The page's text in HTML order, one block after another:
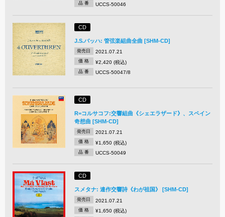
品 番 UCCS-50046
CD
J.S.バッハ: 管弦楽組曲全曲 [SHM-CD]
発売日 2021.07.21
価 格 ¥2,420 (税込)
品 番 UCCS-50047/8
CD
R=コルサコフ:交響組曲《シェエラザード》、スペイン
奇想曲 [SHM-CD]
発売日 2021.07.21
価 格 ¥1,650 (税込)
品 番 UCCS-50049
CD
スメタナ: 連作交響詩《わが祖国》 [SHM-CD]
発売日 2021.07.21
価 格 ¥1,650 (税込)